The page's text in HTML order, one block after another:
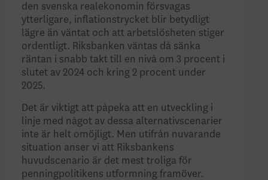
den svenska realekonomin försvagas
ytterligare, inflationstrycket blir betydligt
lägre än väntat och att arbetslösheten stiger
ordentligt. Riksbanken väntas då sänka
räntan i snabb takt till en nivå om 3 procent i
slutet av 2024 och kring 2 procent under
2025.
Det är viktigt att påpeka att en utveckling i
linje med något av dessa alternativscenarier
inte är helt omöjligt. Men utifrån nuvarande
situation anser vi att Riksbankens
huvudscenario är det mest troliga för
penningpolitikens utformning framöver.